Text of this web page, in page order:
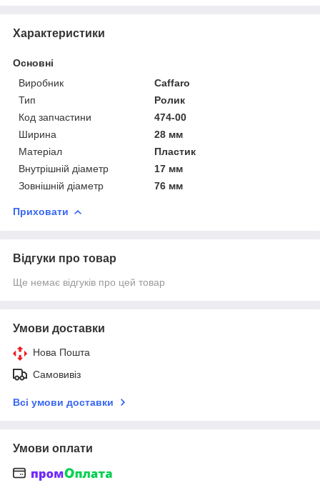
Характеристики
Основні
Виробник
Caffaro
Тип
Ролик
Код запчастини
474-00
Ширина
28 мм
Матеріал
Пластик
Внутрішній діаметр
17 мм
Зовнішній діаметр
76 мм
Приховати
Відгуки про товар
Ще немає відгуків про цей товар
Умови доставки
Нова Пошта
Самовивіз
Всі умови доставки
Умови оплати